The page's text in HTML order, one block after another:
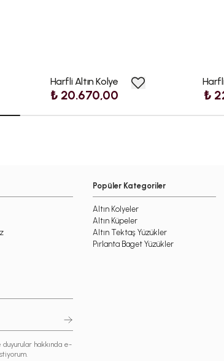
Harfli Altın Kolye
₺ 20.670,00 ₺
duyurular hakkında e-
Popüler Kategoriler
Altın Kolyeler
Altın Küpeler
Altın Tektaş Yüzükler
Pırlanta Baget Yüzükler